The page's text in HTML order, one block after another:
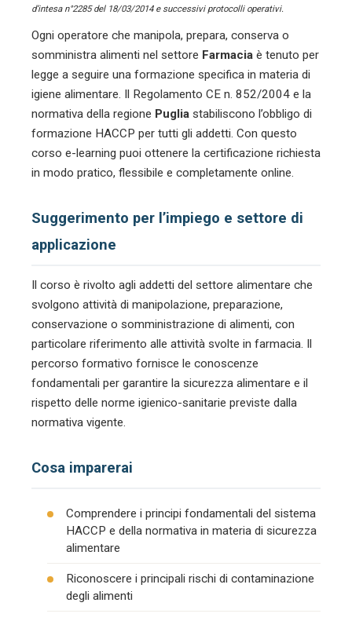
d’intesa n°2285 del 18/03/2014 e successivi protocolli operativi.
Ogni operatore che manipola, prepara, conserva o
somministra alimenti nel settore Farmacia è tenuto per
legge a seguire una formazione specifica in materia di
igiene alimentare. Il Regolamento CE n. 852/2004 e la
normativa della regione Puglia stabiliscono l’obbligo di
formazione HACCP per tutti gli addetti. Con questo
corso e-learning puoi ottenere la certificazione richiesta
in modo pratico, flessibile e completamente online.
Suggerimento per l’impiego e settore di
applicazione
Il corso è rivolto agli addetti del settore alimentare che
svolgono attività di manipolazione, preparazione,
conservazione o somministrazione di alimenti, con
particolare riferimento alle attività svolte in farmacia. Il
percorso formativo fornisce le conoscenze
fondamentali per garantire la sicurezza alimentare e il
rispetto delle norme igienico-sanitarie previste dalla
normativa vigente.
Cosa imparerai
Comprendere i principi fondamentali del sistema
HACCP e della normativa in materia di sicurezza
alimentare
Riconoscere i principali rischi di contaminazione
degli alimenti